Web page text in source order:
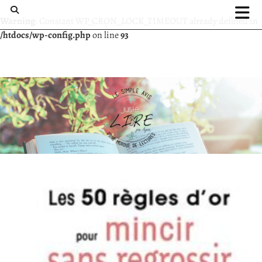
: Constant WP_CRON_LOCK_TIMEOUT already defined in
/htdocs/wp-config.phpon line93